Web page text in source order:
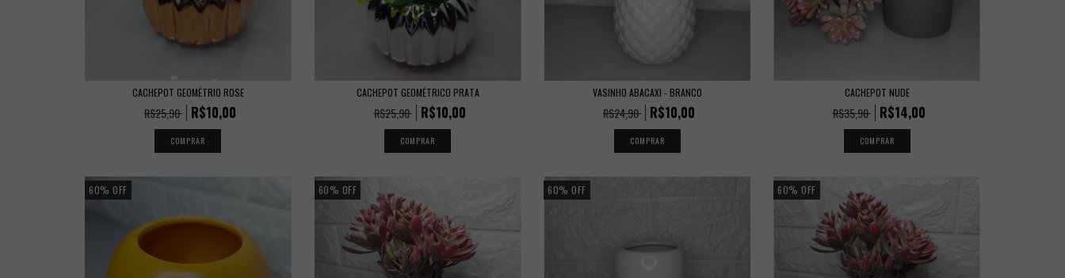
CACHEPOT GEOMÉTRIO ROSE
R$25,90 R$10,00
CACHEPOT GEOMÉTRICO PRATA
R$25,90 R$10,00
VASINHO ABACAXI - BRANCO
R$24,90 R$10,00
CACHEPOT NUDE
R$35,90 R$14,00
60% OFF 60% OFF 60% OFF 60% OFF